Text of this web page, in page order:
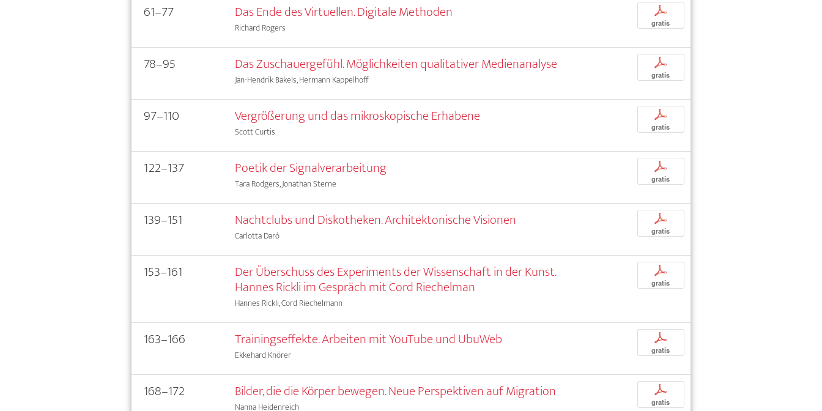
61–77 Das Ende des Virtuellen. Digitale Methoden
Richard Rogers
p
gratis
78–95 Das Zuschauergefühl. Möglichkeiten qualitativer Medienanalyse
Jan-Hendrik Bakels, Hermann Kappelhoff
p
gratis
97–110 Vergrößerung und das mikroskopische Erhabene
Scott Curtis
p
gratis
122–137 Poetik der Signalverarbeitung
Tara Rodgers, Jonathan Sterne
p
gratis
139–151 Nachtclubs und Diskotheken. Architektonische Visionen
Carlotta Darò
p
gratis
153–161 Der Überschuss des Experiments der Wissenschaft in der Kunst.
Hannes Rickli im Gespräch mit Cord Riechelman
Hannes Rickli, Cord Riechelmann
p
gratis
163–166 Trainingseffekte. Arbeiten mit YouTube und UbuWeb
Ekkehard Knörer
p
gratis
168–172 Bilder, die die Körper bewegen. Neue Perspektiven auf Migration
Nanna Heidenreich
p
gratis